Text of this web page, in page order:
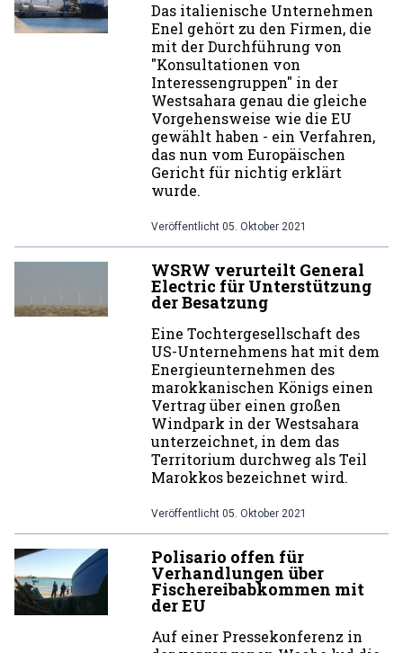
Das italienische Unternehmen
Enel gehört zu den Firmen, die
mit der Durchführung von
"Konsultationen von
Interessengruppen" in der
Westsahara genau die gleiche
Vorgehensweise wie die EU
gewählt haben - ein Verfahren,
das nun vom Europäischen
Gericht für nichtig erklärt
wurde.
Veröffentlicht 05. Oktober 2021
WSRW verurteilt General
Electric für Unterstützung
der Besatzung
Eine Tochtergesellschaft des
US-Unternehmens hat mit dem
Energieunternehmen des
marokkanischen Königs einen
Vertrag über einen großen
Windpark in der Westsahara
unterzeichnet, in dem das
Territorium durchweg als Teil
Marokkos bezeichnet wird.
Veröffentlicht 05. Oktober 2021
Polisario offen für
Verhandlungen über
Fischereibabkommen mit
der EU
Auf einer Pressekonferenz in